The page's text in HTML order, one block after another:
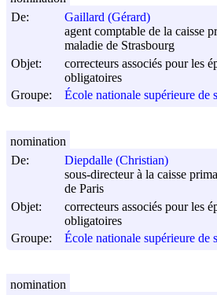
De:
Gaillard (Gérard)
agent comptable de la caisse
maladie de Strasbourg
Objet:
correcteurs associés pour les
obligatoires
Groupe:
École nationale supérieure de
De:
Diepdalle (Christian)
sous-directeur à la caisse
de Paris
Objet:
correcteurs associés pour les
obligatoires
Groupe:
École nationale supérieure de
nomination
nomination